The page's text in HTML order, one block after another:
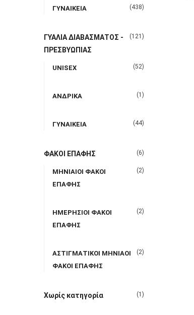
ΓΥΝΑΙΚΕΙΑ (438)
ΓΥΑΛΙΑ ΔΙΑΒΑΣΜΑΤΟΣ -
ΠΡΕΣΒΥΩΠΙΑΣ
(121)
UNISEX (52)
ΑΝΔΡΙΚΑ (1)
ΓΥΝΑΙΚΕΙΑ (44)
ΦΑΚΟΙ ΕΠΑΦΗΣ (6)
ΜΗΝΙΑΙΟΙ ΦΑΚΟΙ
ΕΠΑΦΗΣ
(2)
ΗΜΕΡΗΣΙΟΙ ΦΑΚΟΙ
ΕΠΑΦΗΣ
(2)
ΑΣΤΙΓΜΑΤΙΚΟΙ ΜΗΝΙΑΟΙ
ΦΑΚΟΙ ΕΠΑΦΗΣ
(2)
Χωρίς κατηγορία (1)